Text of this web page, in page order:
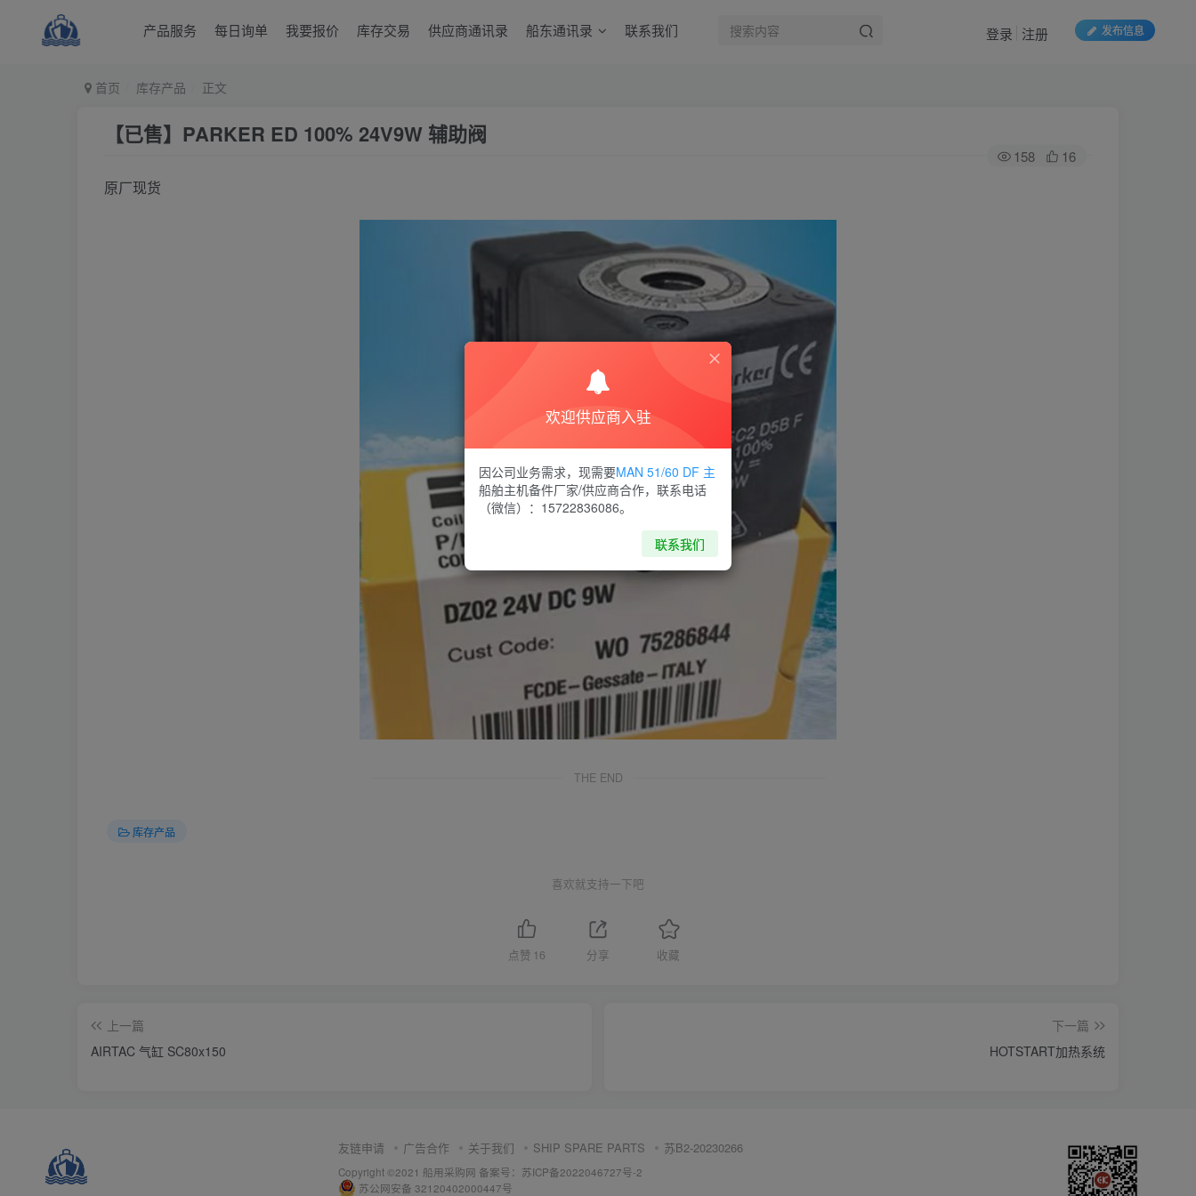
产品服务 每日询单 我要报价 库存交易 供应商通讯录 船东通讯录 联系我们 发布信息
登录 注册
首页 库存产品 正文
【已售】PARKER ED 100% 24V9W 辅助阀
158 16
原厂现货
THE END
库存产品
喜欢就支持一下吧
点赞 16 分享 收藏
上一篇
AIRTAC 气缸 SC80x150
下一篇
HOTSTART加热系统
友链申请 广告合作 关于我们 SHIP SPARE PARTS 苏B2-20230266
Copyright ©2021 船用采购网 备案号：苏ICP备2022046727号-2
苏公网安备 32120402000447号
欢迎供应商入驻
因公司业务需求，现需要MAN 51/60 DF 主
船舶主机备件厂家/供应商合作，联系电话
（微信）：15722836086。
联系我们